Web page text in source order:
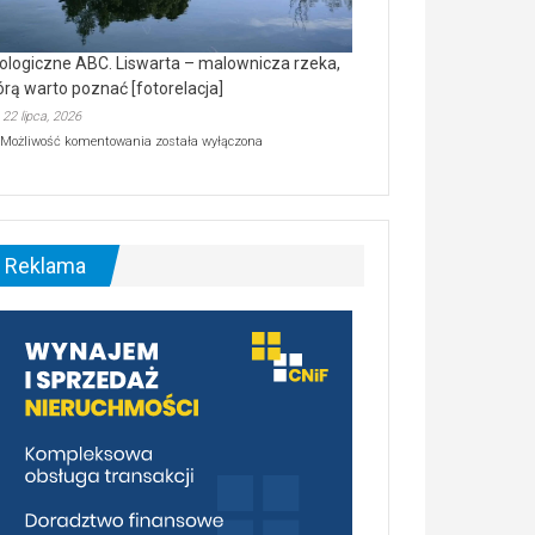
ABC. Liswarta – malownicza rzeka,
warto poznać [fotorelacja]
22 lipca, 2026
Możliwość komentowania Ekologiczne
–
malownicza
[fotorelacja]
została wyłączona
Reklama